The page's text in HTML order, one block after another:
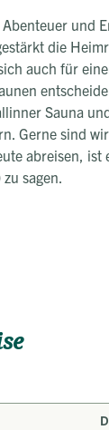
und
die
auch für
Sauna
Gerne sind
abreisen, ist
sagen.